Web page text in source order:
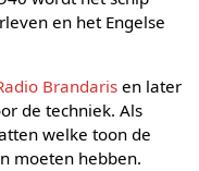
en het Engelse
Brandarisen later
de techniek. Als
welke toon de
moeten hebben.